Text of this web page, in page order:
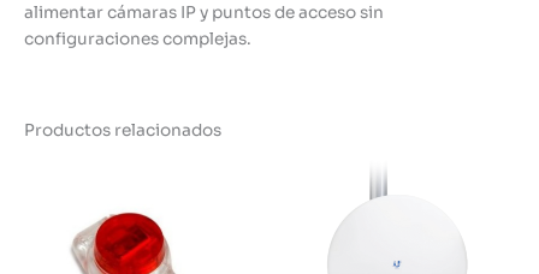
alimentar cámaras IP y puntos de acceso sin
configuraciones complejas.
Productos relacionados